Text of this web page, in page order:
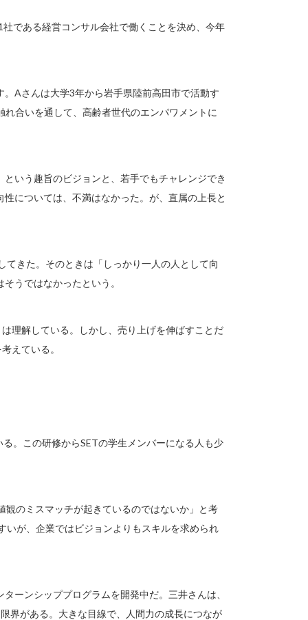
である経営コンサル会社で働くことを決め、今年
Aさんは大学3年から岩手県陸前高田市で活動す
合いを通して、高齢者世代のエンパワメントに
いう趣旨のビジョンと、若手でもチャレンジでき
については、不満はなかった。が、直属の上長と
きた。そのときは「しっかり一人の人として向
うではなかったという。
理解している。しかし、売り上げを伸ばすことだ
えている。
。この研修からSETの学生メンバーになる人も少
のミスマッチが起きているのではないか」と考
が、企業ではビジョンよりもスキルを求められ
ーンシッププログラムを開発中だ。三井さんは、
界がある。大きな目線で、人間力の成長につなが